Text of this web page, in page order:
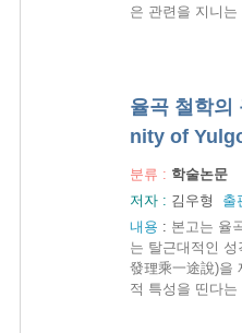
은 관련을 지니
율곡 철학
nity of
분류 : 학술논문
저자 : 김우형
출
내용 : 본고는 율
는 탈근대적인
發理乘一途說)을
적 특성을 띤다